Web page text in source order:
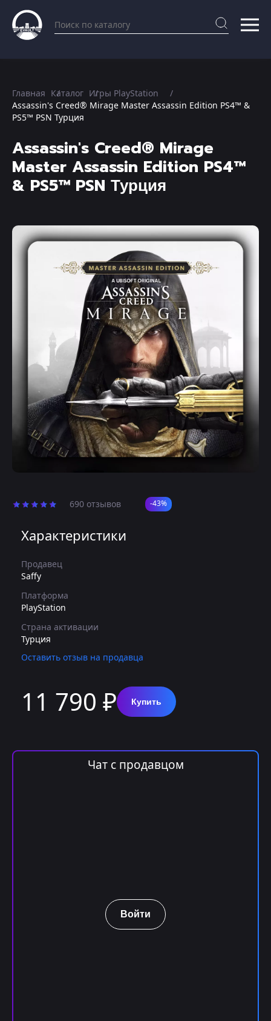
Главная Каталог Игры PlayStation
Assassin's Creed® Mirage Master Assassin Edition PS4™ &
PS5™ PSN Турция
Assassin's Creed® Mirage
Master Assassin Edition PS4™
& PS5™ PSN Турция
690 отзывов -43%
Характеристики
Продавец
Saffy
Платформа
PlayStation
Страна активации
Турция
Оставить отзыв на продавца
11 790 ₽ Купить
Чат с продавцом
Войти